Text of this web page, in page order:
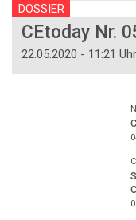
DOSSIER
CEtoday Nr.
22.05.2020 - 11:21 Uhr